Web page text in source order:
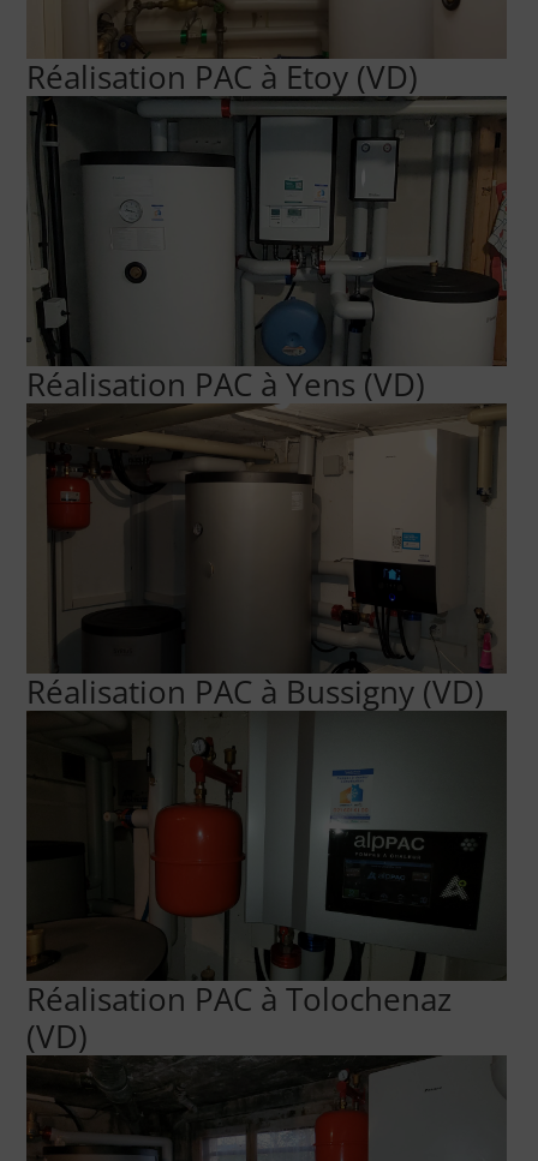
Réalisation PAC à Etoy (VD)
Réalisation PAC à Yens (VD)
Réalisation PAC à Bussigny (VD)
Réalisation PAC à Tolochenaz
(VD)